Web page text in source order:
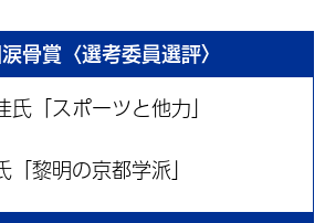
骨賞〈選考委員選評〉
氏「スポーツと他力」
「黎明の京都学派」